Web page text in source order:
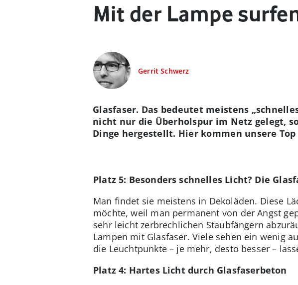
Mit der Lampe
Gerrit Schwerz
Glasfaser. Das bedeutet meistens
nicht nur die Überholspur im Netz gelegt,
Dinge hergestellt. Hier kommen unsere
Platz 5: Besonders schnelles Licht? Die
Man findet sie meistens in Dekoläden. Diese
möchte, weil man permanent von der Angst
sehr leicht zerbrechlichen Staubfängern
Lampen mit Glasfaser. Viele sehen ein wenig
die Leuchtpunkte – je mehr, desto besser –
Platz 4: Hartes Licht durch Glasfaserbeton